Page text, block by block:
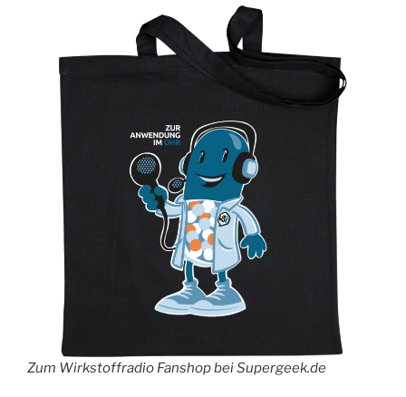
Zum Wirkstoffradio Fanshop bei Supergeek.de